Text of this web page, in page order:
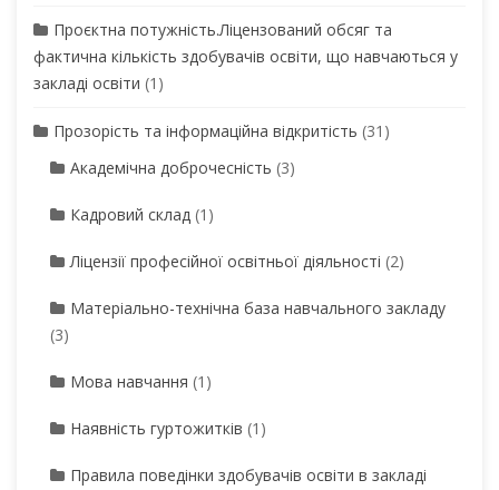
Проєктна потужність.Ліцензований обсяг та
фактична кількість здобувачів освіти, що навчаються у
закладі освіти (1)
Прозорість та інформаційна відкритість (31)
Академічна доброчесність (3)
Кадровий склад (1)
Ліцензії професійної освітньої діяльності (2)
Матеріально-технічна база навчального закладу
(3)
Мова навчання (1)
Наявність гуртожитків (1)
Правила поведінки здобувачів освіти в закладі